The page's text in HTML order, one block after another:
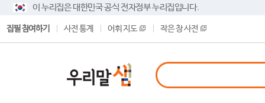
이 누리집은 대한민국 공식 전자정부 누리집입니다.
집필 참여하기 사전 통계 어휘 지도 작은 창 사전